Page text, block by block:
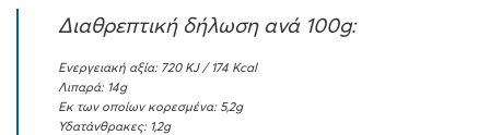
Διαθρεπτική δήλωση ανά 100g:
Ενεργειακή αξία: 720 KJ / 174 Kcal
Λιπαρά: 14g
Εκ των οποίων κορεσμένα: 5,2g
Υδατάνθρακες: 1,2g